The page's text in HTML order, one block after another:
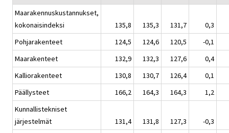
Maarakennuskustannukset,
kokonaisindeksi
135,8 135,3 131,7
0,3
Pohjarakenteet
124,5 124,6 120,5
-0,1
Maarakenteet
132,9 132,3 127,6
0,4
Kalliorakenteet
130,8 130,7 126,4
0,1
Päällysteet
166,2 164,3 164,3
1,2
Kunnallistekniset
järjestelmät
131,4 131,8 127,3
-0,3